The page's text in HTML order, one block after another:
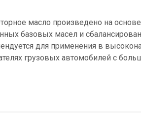
масло произведено на основе
базовых масел и
для применения в
грузовых автомобилей с